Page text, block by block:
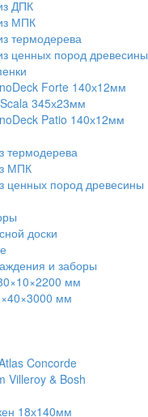
ДПК
МПК
термодерева
ценных пород древесины
Forte 140х12мм
345х23мм
Patio 140х12мм
термодерева
МПК
ценных пород древесины
доски
и заборы
мм
мм
Concorde
Villeroy & Bosh
18х140мм